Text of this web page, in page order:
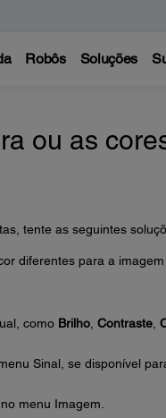
Robôs Soluções
ou as
tente as seguintes
diferentes para a
como Brilho, Contraste,
Sinal, se disponível
menu Imagem.